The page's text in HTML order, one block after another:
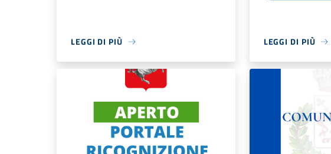
LEGGI DI PIÙ LEGGI DI PIÙ